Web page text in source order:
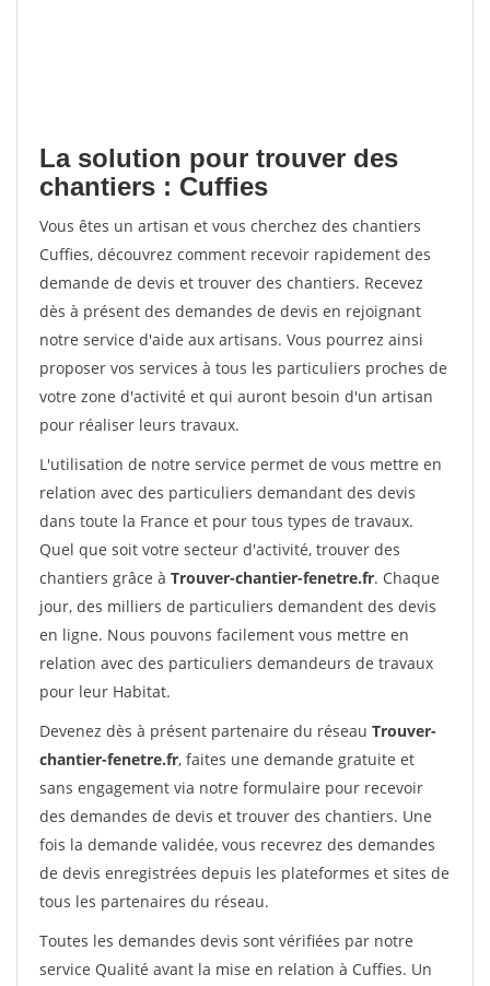
La solution pour trouver des
chantiers : Cuffies
Vous êtes un artisan et vous cherchez des chantiers
Cuffies, découvrez comment recevoir rapidement des
demande de devis et trouver des chantiers. Recevez
dès à présent des demandes de devis en rejoignant
notre service d'aide aux artisans. Vous pourrez ainsi
proposer vos services à tous les particuliers proches de
votre zone d'activité et qui auront besoin d'un artisan
pour réaliser leurs travaux.
L'utilisation de notre service permet de vous mettre en
relation avec des particuliers demandant des devis
dans toute la France et pour tous types de travaux.
Quel que soit votre secteur d'activité, trouver des
chantiers grâce à Trouver-chantier-fenetre.fr. Chaque
jour, des milliers de particuliers demandent des devis
en ligne. Nous pouvons facilement vous mettre en
relation avec des particuliers demandeurs de travaux
pour leur Habitat.
Devenez dès à présent partenaire du réseau Trouver-
chantier-fenetre.fr, faites une demande gratuite et
sans engagement via notre formulaire pour recevoir
des demandes de devis et trouver des chantiers. Une
fois la demande validée, vous recevrez des demandes
de devis enregistrées depuis les plateformes et sites de
tous les partenaires du réseau.
Toutes les demandes devis sont vérifiées par notre
service Qualité avant la mise en relation à Cuffies. Un